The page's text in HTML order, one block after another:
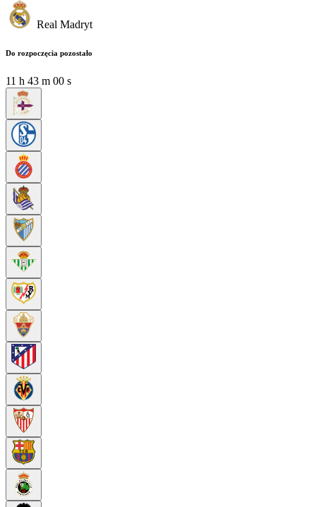
Real Madryt
Do rozpoczęcia pozostało
11 h 42 m 59 s